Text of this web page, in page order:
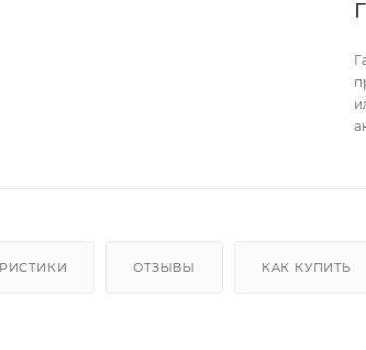
ОТЗЫВЫ КАК КУПИТЬ